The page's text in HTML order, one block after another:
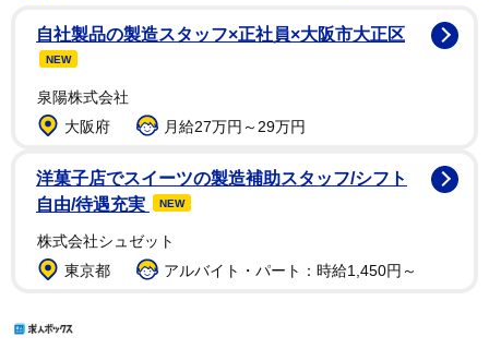
自社製品の製造スタッフ×正社員×大阪市大正区
NEW
泉陽株式会社
大阪府
月給27万円～29万円
洋菓子店でスイーツの製造補助スタッフ/シフト
自由/待遇充実
NEW
株式会社シュゼット
東京都
アルバイト・パート：時給1,450円～